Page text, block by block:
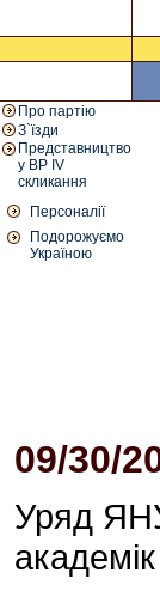
Про партію
З`їзди
Представництво
у ВР IV
скликання
Персоналії
Подорожуємо
Україною
09/30/
Уряд